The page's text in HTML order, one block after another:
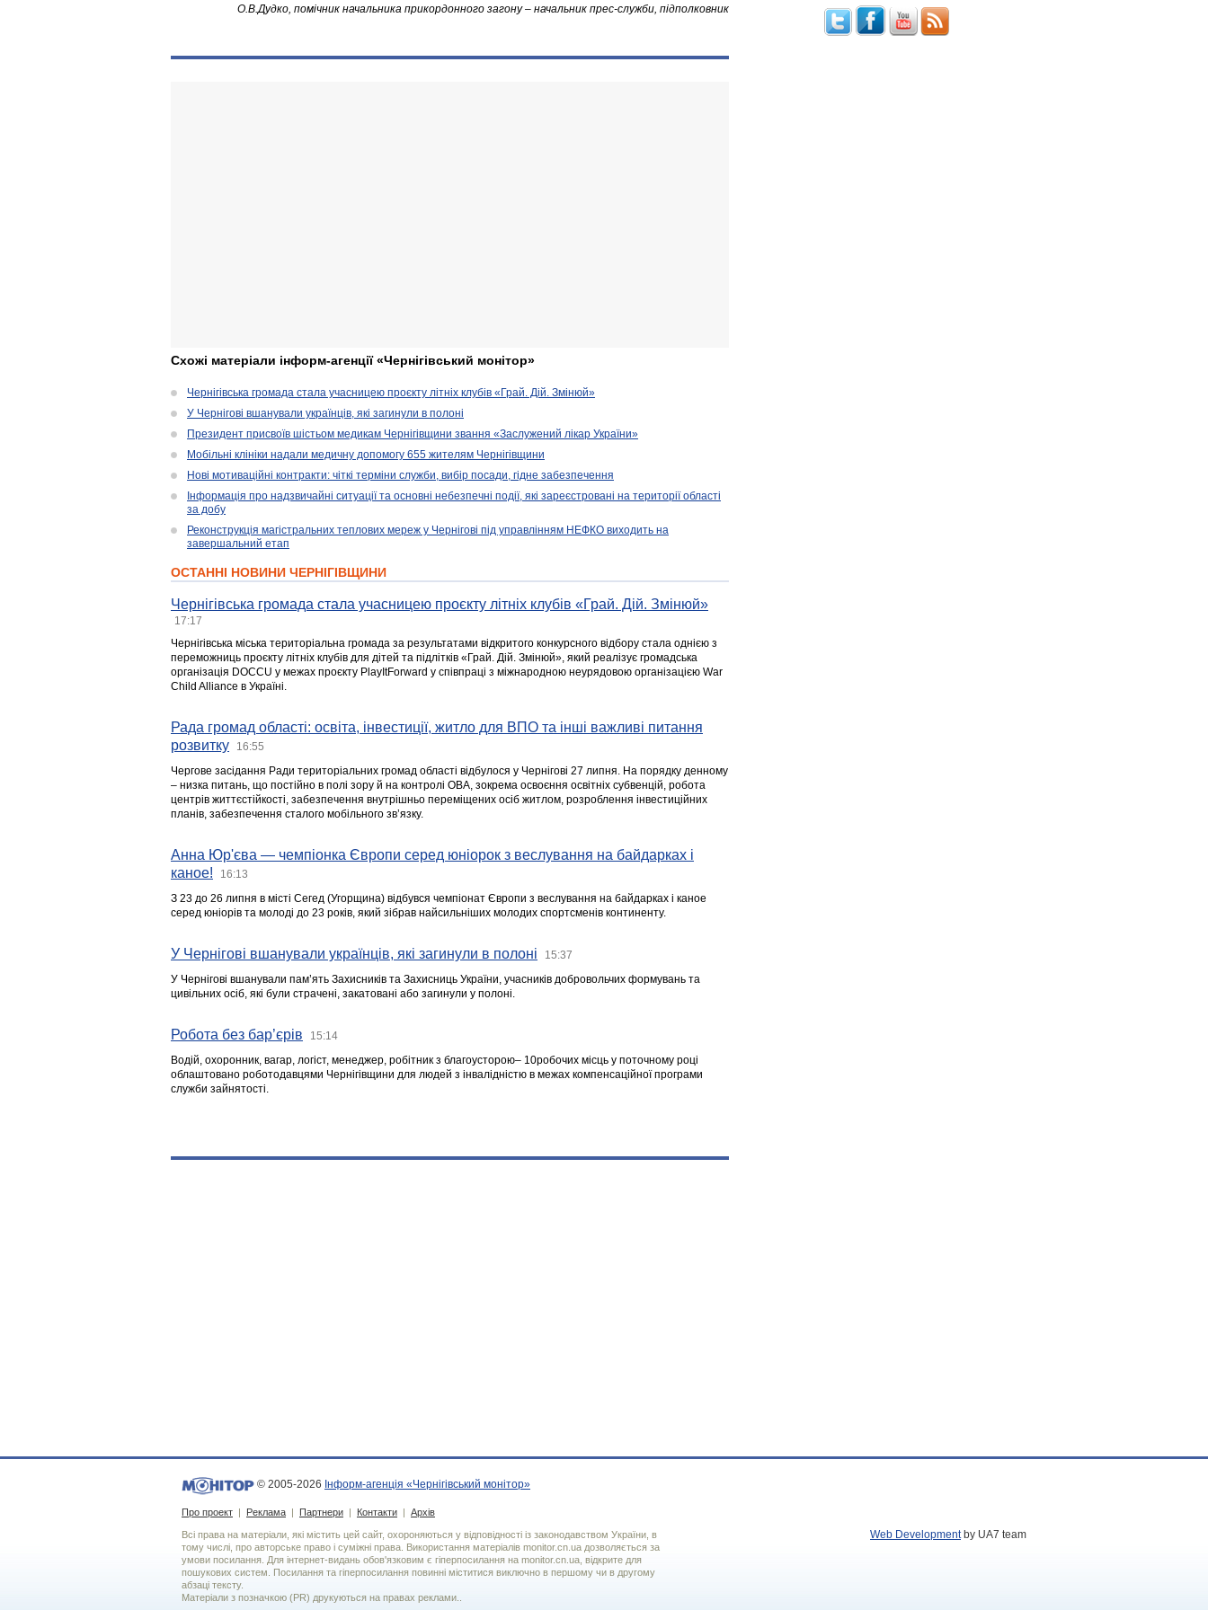
О.В.Дудко, помічник начальника прикордонного загону – начальник прес-служби, підполковник
Схожі матеріали інформ-агенції «Чернігівський монітор»
Чернігівська громада стала учасницею проєкту літніх клубів «Грай. Дій. Змінюй»
У Чернігові вшанували українців, які загинули в полоні
Президент присвоїв шістьом медикам Чернігівщини звання «Заслужений лікар України»
Мобільні клініки надали медичну допомогу 655 жителям Чернігівщини
Нові мотиваційні контракти: чіткі терміни служби, вибір посади, гідне забезпечення
Інформація про надзвичайні ситуації та основні небезпечні події, які зареєстровані на території області
за добу
Реконструкція магістральних теплових мереж у Чернігові під управлінням НЕФКО виходить на
завершальний етап
ОСТАННІ НОВИНИ ЧЕРНІГІВЩИНИ
Чернігівська громада стала учасницею проєкту літніх клубів «Грай. Дій. Змінюй»
17:17
Чернігівська міська територіальна громада за результатами відкритого конкурсного відбору стала однією з
переможниць проєкту літніх клубів для дітей та підлітків «Грай. Дій. Змінюй», який реалізує громадська
організація DOCCU у межах проєкту PlayItForward у співпраці з міжнародною неурядовою організацією War
Child Alliance в Україні.
Рада громад області: освіта, інвестиції, житло для ВПО та інші важливі питання
розвитку
16:55
Чергове засідання Ради територіальних громад області відбулося у Чернігові 27 липня. На порядку денному
– низка питань, що постійно в полі зору й на контролі ОВА, зокрема освоєння освітніх субвенцій, робота
центрів життєстійкості, забезпечення внутрішньо переміщених осіб житлом, розроблення інвестиційних
планів, забезпечення сталого мобільного зв’язку.
Анна Юр'єва — чемпіонка Європи серед юніорок з веслування на байдарках і
каное!
16:13
З 23 до 26 липня в місті Сегед (Угорщина) відбувся чемпіонат Європи з веслування на байдарках і каное
серед юніорів та молоді до 23 років, який зібрав найсильніших молодих спортсменів континенту.
У Чернігові вшанували українців, які загинули в полоні 15:37
У Чернігові вшанували пам’ять Захисників та Захисниць України, учасників добровольчих формувань та
цивільних осіб, які були страчені, закатовані або загинули у полоні.
Робота без бар’єрів 15:14
Водій, охоронник, вагар, логіст, менеджер, робітник з благоусторою– 10робочих місць у поточному році
облаштовано роботодавцями Чернігівщини для людей з інвалідністю в межах компенсаційної програми
служби зайнятості.
© 2005-2026 Інформ-агенція «Чернігівський монітор»
Про проект | Реклама | Партнери | Контакти | Архів
Всі права на матеріали, які містить цей сайт, охороняються у відповідності із законодавством України, в
тому числі, про авторське право і суміжні права. Використання матерiалiв monitor.cn.ua дозволяється за
умови посилання. Для iнтернет-видань обов'язковим є гiперпосилання на monitor.cn.ua, відкрите для
пошукових систем. Посилання та гіперпосилання повинні міститися виключно в першому чи в другому
абзаці тексту.
Матеріали з позначкою (PR) друкуються на правах реклами..
Web Developmentby UA7 team